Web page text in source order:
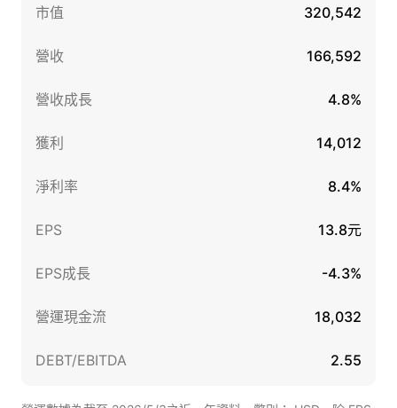
市值 320,542
營收 166,592
營收成長 4.8%
獲利 14,012
淨利率 8.4%
EPS 13.8元
EPS成長 -4.3%
營運現金流 18,032
DEBT/EBITDA 2.55